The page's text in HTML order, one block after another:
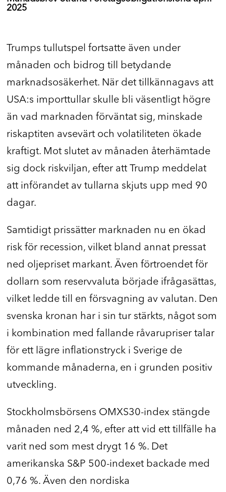
2025
Trumps tullutspel fortsatte även under
månaden och bidrog till betydande
marknadsosäkerhet. När det tillkännagavs att
USA:s importtullar skulle bli väsentligt högre
än vad marknaden förväntat sig, minskade
riskaptiten avsevärt och volatiliteten ökade
kraftigt. Mot slutet av månaden återhämtade
sig dock riskviljan, efter att Trump meddelat
att införandet av tullarna skjuts upp med 90
dagar.
Samtidigt prissätter marknaden nu en ökad
risk för recession, vilket bland annat pressat
ned oljepriset markant. Även förtroendet för
dollarn som reservvaluta började ifrågasättas,
vilket ledde till en försvagning av valutan. Den
svenska kronan har i sin tur stärkts, något som
i kombination med fallande råvarupriser talar
för ett lägre inflationstryck i Sverige de
kommande månaderna, en i grunden positiv
utveckling.
Stockholmsbörsens OMXS30-index stängde
månaden ned 2,4 %, efter att vid ett tillfälle ha
varit ned som mest drygt 16 %. Det
amerikanska S&P 500-indexet backade med
0,76 %. Även den nordiska